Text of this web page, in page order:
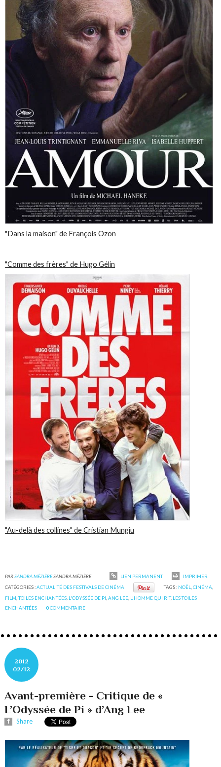
"Dans la maison" de François Ozon
"Comme des frères" de Hugo Gélin
"Au-delà des collines" de Cristian Mungiu
PARSANDRA MÉZIÈRESANDRA MÉZIÈRE LIEN PERMANENT
IMPRIMER
CATÉGORIES :ACTUALITÉ DES FESTIVALS DE CINÉMA TAGS : NOËL CINÉMA
FILM ,TOILES ENCHANTÉES L'ODYSSÉE DE PI ,ANG LEE L'HOMME QUI RIT, LES TOILES
ENCHANTÉES
0COMMENTAIRE
2012
02/12
Avant-première - Critique de «
L’Odyssée de Pi » d’Ang Lee
Share